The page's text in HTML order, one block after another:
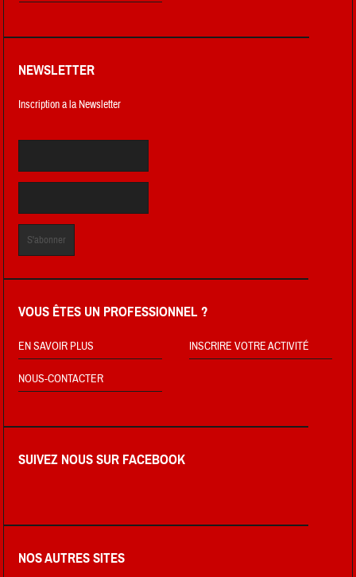
NEWSLETTER
Inscription a la Newsletter
VOUS ÊTES UN PROFESSIONNEL ?
EN SAVOIR PLUS INSCRIRE VOTRE ACTIVITÉ
NOUS-CONTACTER
SUIVEZ NOUS SUR FACEBOOK
NOS AUTRES SITES